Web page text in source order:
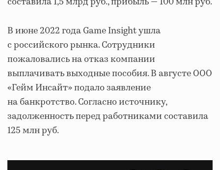
В июне 2022 года Game Insight ушла
с российского рынка. Сотрудники
пожаловались на отказ компании
выплачивать выходные пособия. В августе ООО
«Гейм Инсайт» подало заявление
на банкротство. Согласно источнику,
задолженность перед работниками составила
125 млн руб.